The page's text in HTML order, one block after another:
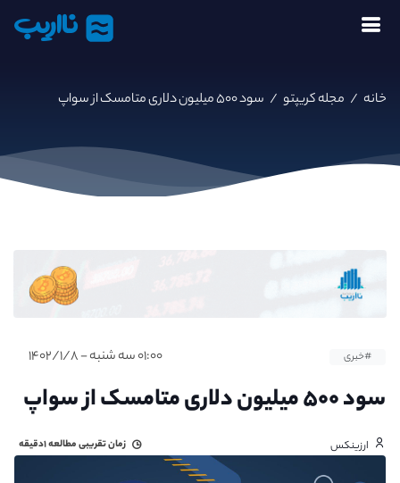
نااریب
خانه / مجله کریپتو / سود ۵۰۰ میلیون دلاری متامسک از سواپ
#خبری ۰۱:۰۰ سه شنبه - ۱۴۰۲/۱/۸
سود ۵۰۰ میلیون دلاری متامسک از سواپ
ارزینکس زمان تقریبی مطالعه۱دقیقه